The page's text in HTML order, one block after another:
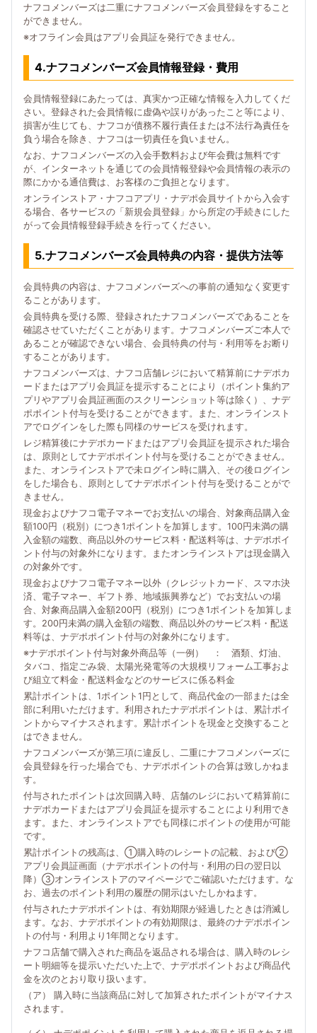
ナフコメンバーズは二重にナフコメンバーズ会員登録をすること
ができません。
※オフライン会員はアプリ会員証を発行できません。
4.ナフコメンバーズ会員情報登録・費用
会員情報登録にあたっては、真実かつ正確な情報を入力してくだ
さい。登録された会員情報に虚偽や誤りがあったこと等により、
損害が生じても、ナフコが債務不履行責任または不法行為責任を
負う場合を除き、ナフコは一切責任を負いません。
なお、ナフコメンバーズの入会手数料および年会費は無料です
が、インターネットを通じての会員情報登録や会員情報の表示の
際にかかる通信費は、お客様のご負担となります。
オンラインストア・ナフコアプリ・ナデポ会員サイトから入会す
る場合、各サービスの「新規会員登録」から所定の手続きにした
がって会員情報登録手続きを行ってください。
5.ナフコメンバーズ会員特典の内容・提供方法等
会員特典の内容は、ナフコメンバーズへの事前の通知なく変更す
ることがあります。
会員特典を受ける際、登録されたナフコメンバーズであることを
確認させていただくことがあります。ナフコメンバーズご本人で
あることが確認できない場合、会員特典の付与・利用等をお断り
することがあります。
ナフコメンバーズは、ナフコ店舗レジにおいて精算前にナデポカ
ードまたはアプリ会員証を提示することにより（ポイント集約ア
プリやアプリ会員証画面のスクリーンショット等は除く）、ナデ
ポポイント付与を受けることができます。また、オンラインスト
アでログインをした際も同様のサービスを受けれます。
レジ精算後にナデポカードまたはアプリ会員証を提示された場合
は、原則としてナデポポイント付与を受けることができません。
また、オンラインストアで未ログイン時に購入、その後ログイン
をした場合も、原則としてナデポポイント付与を受けることがで
きません。
現金およびナフコ電子マネーでお支払いの場合、対象商品購入金
額100円（税別）につき1ポイントを加算します。100円未満の購
入金額の端数、商品以外のサービス料・配送料等は、ナデポポイ
ント付与の対象外になります。またオンラインストアは現金購入
の対象外です。
現金およびナフコ電子マネー以外（クレジットカード、スマホ決
済、電子マネー、ギフト券、地域振興券など）でお支払いの場
合、対象商品購入金額200円（税別）につき1ポイントを加算しま
す。200円未満の購入金額の端数、商品以外のサービス料・配送
料等は、ナデポポイント付与の対象外になります。
※ナデポポイント付与対象外商品等（一例） ： 酒類、灯油、
タバコ、指定ごみ袋、太陽光発電等の大規模リフォーム工事およ
び組立て料金・配送料金などのサービスに係る料金
累計ポイントは、1ポイント1円として、商品代金の一部または全
部に利用いただけます。利用されたナデポポイントは、累計ポイ
ントからマイナスされます。累計ポイントを現金と交換すること
はできません。
ナフコメンバーズが第三項に違反し、二重にナフコメンバーズに
会員登録を行った場合でも、ナデポポイントの合算は致しかねま
す。
付与されたポイントは次回購入時、店舗のレジにおいて精算前に
ナデポカードまたはアプリ会員証を提示することにより利用でき
ます。また、オンラインストアでも同様にポイントの使用が可能
です。
累計ポイントの残高は、①購入時のレシートの記載、および②
アプリ会員証画面（ナデポポイントの付与・利用の日の翌日以
降）③オンラインストアのマイページでご確認いただけます。な
お、過去のポイント利用の履歴の開示はいたしかねます。
付与されたナデポポイントは、有効期限が経過したときは消滅し
ます。なお、ナデポポイントの有効期限は、最終のナデポポイン
トの付与・利用より1年間となります。
ナフコ店舗で購入された商品を返品される場合は、購入時のレシ
ート明細等を提示いただいた上で、ナデポポイントおよび商品代
金を次のとおり取り扱います。
（ア） 購入時に当該商品に対して加算されたポイントがマイナス
されます。